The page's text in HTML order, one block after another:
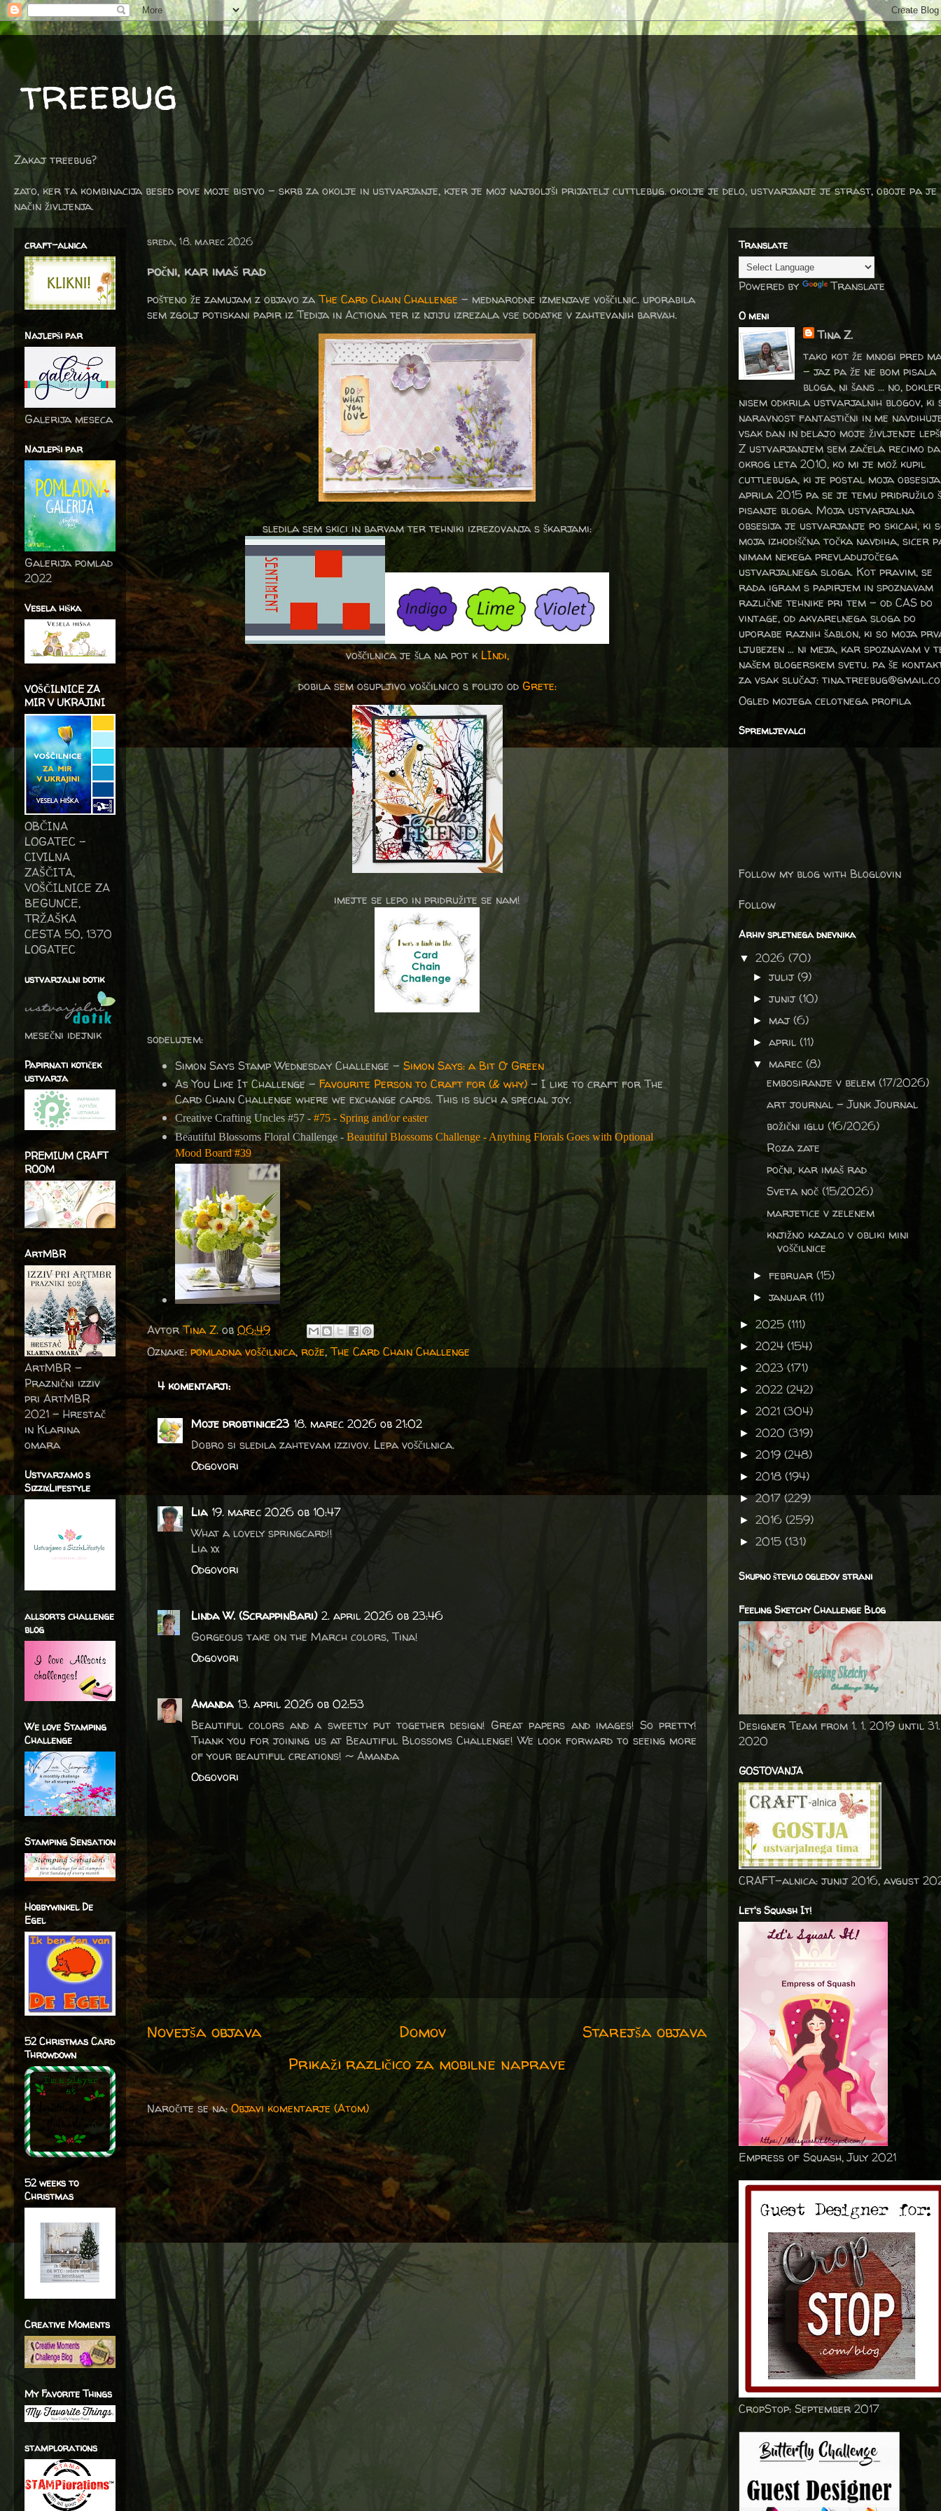
treebug
Zakaj treebug?
zato, ker ta kombinacija besed pove moje bistvo - skrb za okolje in ustvarjanje, kjer je moj najboljši prijatelj cuttlebug. okolje je delo, ustvarjanje je strast, oboje pa je
način življenja.
sreda, 18. marec 2026
počni, kar imaš rad
pošteno že zamujam z objavo zaThe Card Chain Challenge – mednarodne izmenjave voščilnic. uporabila
sem zgolj potiskani papir iz Tedija in Actiona ter iz njiju izrezala vse dodatke v zahtevanih barvah.
sledila sem skici in barvam ter tehniki izrezovanja s škarjami:
voščilnica je šla na pot k LIndi,
dobila sem osupljivo voščilnico s folijo od Grete:
imejte se lepo in pridružite se nam!
sodelujem:
Simon Says Stamp Wednesday Challenge - Simon Says: a Bit O’ Green
As You Like It Challenge - Favourite Person to Craft for (& why)– I like to craft for The
Card Chain Challenge where we exchange cards. This is such a special joy.
Creative Crafting Uncles#57 - #75 - Spring and/or easter
Beautiful Blossoms Floral Challenge - Beautiful Blossoms Challenge - Anything Florals Goes with Optional
Mood Board #39
AvtorTina Z. ob 06:49
Oznake:pomladna voščilnica, rože,The Card Chain Challenge
4 komentarji:
Moje drobtinice23 18. marec 2026 ob 21:02
Dobro si sledila zahtevam izzivov. Lepa voščilnica.
Odgovori
Lia 19. marec 2026 ob 10:47
What a lovely springcard!!
Lia xx
Odgovori
Linda W. (ScrappinBari) 2. april 2026 ob 23:46
Gorgeous take on the March colors, Tina!
Odgovori
Amanda 13. april 2026 ob 02:53
Beautiful colors and a sweetly put together design! Great papers and images! So pretty!
Thank you for joining us at Beautiful Blossoms Challenge! We look forward to seeing more
of your beautiful creations! ~ Amanda
Odgovori
Novejša objava Starejša objava
Domov
Prikaži različico za mobilne naprave
Naročite se na:Objavi komentarje (Atom)
craft-alnica
Najlepši par
Galerija meseca
Najlepši par
Galerija pomlad
2022
Vesela hiška
VOŠČILNICE ZA
MIR V UKRAJINI
OBČINA
LOGATEC -
CIVILNA
ZAŠČITA,
VOŠČILNICE ZA
BEGUNCE,
TRŽAŠKA
CESTA 50, 1370
LOGATEC
ustvarjalni dotik
mesečni idejnik
Papirnati kotiček
ustvarja
PREMIUM CRAFT
ROOM
ArtMBR
ArtMBR -
Praznični izziv
pri ArtMBR
2021 – Hrestač
in Klarina
omara
Ustvarjamo s
SizzixLifestyle
allsorts challenge
blog
We love Stamping
Challenge
Stamping Sensation
Hobbywinkel De
Egel
52 Christmas Card
Throwdown
52 weeks to
Christmas
Creative Moments
My Favorite Things
stamplorations
Translate
Powered by Translate
O meni
Tina Z.
tako kot že mnogi pred
- jaz pa že ne bom pisala
bloga, ni šans ... no, dokler
nisem odkrila ustvarjalnih blogov, ki
naravnost fantastični in me
vsak dan in delajo moje življenje
Z ustvarjanjem sem začela recimo da
okrog leta 2010, ko mi je mož kupil
cuttlebuga, ki je postal moja
aprila 2015 pa se je temu pridružilo
pisanje bloga. Moja ustvarjalna
obsesija je ustvarjanje po skicah, ki
moja izhodiščna točka navdiha, sicer
nimam nekega prevladujočega
ustvarjalnega sloga. Kot pravim, se
rada igram s papirjem in spoznavam
različne tehnike pri tem – od CAS do
vintage, od akvarelnega sloga do
uporabe raznih šablon, ki so moja
ljubezen … ni meja, kar spoznavam v
našem blogerskem svetu. pa še
za vsak slučaj:
Ogled mojega celotnega profila
Spremljevalci
Follow my blog with Bloglovin
Follow
Arhiv spletnega dnevnika
▼ 2026 (70)
►julij(9)
►junij(10)
► maj(6)
►april(11)
▼ marec(8)
embosiranje v belem (17/2026)
art journal - Junk Journal
božični iglu (16/2026)
Roza zate
počni, kar imaš rad
Sveta noč (15/2026)
marjetice v zelenem
knjižno kazalo v obliki mini
voščilnice
►februar(15)
►januar(11)
► 2025 (111)
► 2024 (154)
► 2023 (171)
► 2022 (242)
► 2021 (304)
► 2020 (319)
► 2019 (248)
► 2018 (194)
►2017 (229)
► 2016 (259)
► 2015 (131)
Skupno število ogledov strani
Feeling Sketchy Challenge Blog
Designer Team from 1. 1. 2019 until
2020
GOSTOVANJA
CRAFT-alnica: junij 2016, avgust
Let's Squash It!
Empress of Squash, July 2021
CropStop: September 2017